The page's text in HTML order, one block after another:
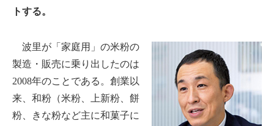
トする。
波里が「家庭用」の米粉の
製造・販売に乗り出したのは
2008年のことである。創業以
来、和粉（米粉、上新粉、餅
粉、きな粉など主に和菓子に